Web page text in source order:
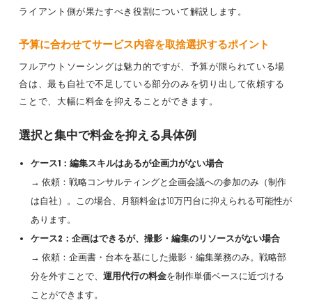
ライアント側が果たすべき役割について解説します。
予算に合わせてサービス内容を取捨選択するポイント
フルアウトソーシングは魅力的ですが、予算が限られている場
合は、最も自社で不足している部分のみを切り出して依頼する
ことで、大幅に料金を抑えることができます。
選択と集中で料金を抑える具体例
ケース1：編集スキルはあるが企画力がない場合
→ 依頼：戦略コンサルティングと企画会議への参加のみ（制作
は自社）。この場合、月額料金は10万円台に抑えられる可能性が
あります。
ケース2：企画はできるが、撮影・編集のリソースがない場合
→ 依頼：企画書・台本を基にした撮影・編集業務のみ。戦略部
分を外すことで、 運用代行の料金を制作単価ベースに近づける
ことができます。